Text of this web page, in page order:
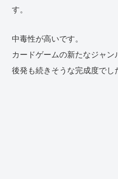
す。
中毒性が高いです。
カードゲームの新たなジャ
後発も続きそうな完成度でし